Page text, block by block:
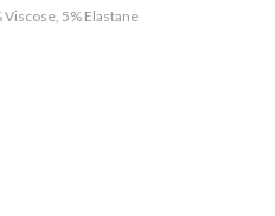
5% Elastane